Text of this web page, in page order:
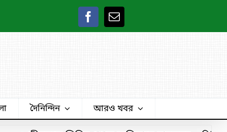
দৈনিন্দিন আরও খবর